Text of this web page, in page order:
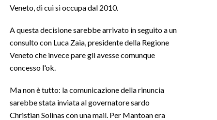
SARDI NEL MONDO
NOTIZIE
EVENTI
#CARAUNIONE
3 MINUTI CON
Veneto, di cui si occupa dal 2010.
A questa decisione sarebbe arrivato in seguito a un
consulto con Luca Zaia, presidente della Regione
Veneto che invece pare gli avesse comunque
concesso l'ok.
Ma non è tutto: la comunicazione della rinuncia
sarebbe stata inviata al governatore sardo
Christian Solinas con una mail. Per Mantoan era